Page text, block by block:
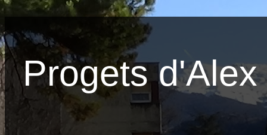
Progets